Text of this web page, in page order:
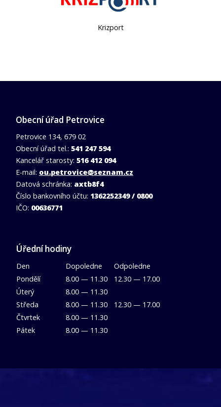
DMO Moravský kras
Obecní úřad Petrovice
Petrovice 134, 679 02
Obecní úřad tel.: 541 247 594
Kancelář starosty: 516 412 094
E-mail: ou.petrovice@seznam.cz
Datová schránka: axtb8f4
Číslo bankovního účtu: 1362252349 / 0800
IČO: 00636771
Úřední hodiny
Den Dopoledne
Odpoledne
Pondělí
8.00 — 11.30
12.30 — 17.00
Úterý
8.00 — 11.30
Středa
8.00 — 11.30
12.30 — 17.00
Čtvrtek
8.00 — 11.30
Pátek
8.00 — 11.30